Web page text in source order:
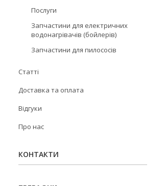
Послуги
Запчастини для електричних
водонагрівачів (бойлерів)
Запчастини для пилососів
Статті
Доставка та оплата
Відгуки
Про нас
КОНТАКТИ